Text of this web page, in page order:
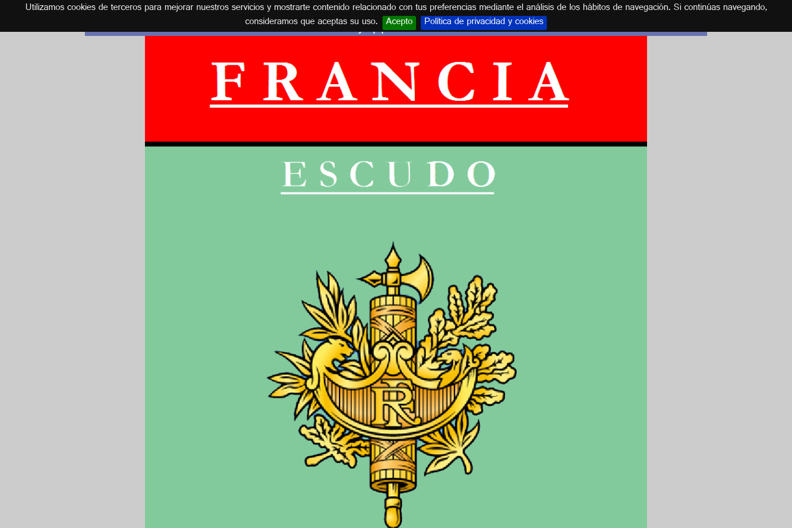
Utilizamos cookies de terceros para mejorar nuestros servicios y mostrarte contenido relacionado con tus preferencias mediante el análisis de los hábitos de navegación. Si continúas navegando,
consideramos que aceptas su uso. Acepto Política de privacidad y cookies
Español
Escudos y equipaciones de FRANCIA